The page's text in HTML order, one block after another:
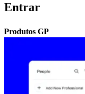
Entrar​​
Produtos GP​​